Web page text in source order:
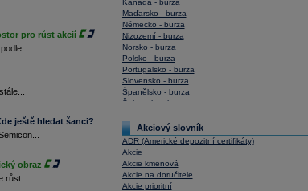
pro růst akcií
ještě hledat šanci?
obraz
Kanada - burza
Maďarsko - burza
Německo - burza
Nizozemí - burza
Norsko - burza
Polsko - burza
Portugalsko - burza
Slovensko - burza
Španělsko - burza
Švýcarsko - burza
Akciový slovník
ADR (Americké depozitní certifikáty)
Akcie
Akcie kmenová
Akcie na doručitele
Akcie prioritní